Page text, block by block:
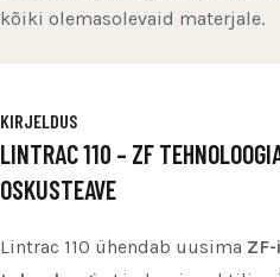
kõiki olemasolevaid materjale.
KIRJELDUS
LINTRAC 110 – ZF
OSKUSTEAVE
Lintrac 110 ühendab uusima